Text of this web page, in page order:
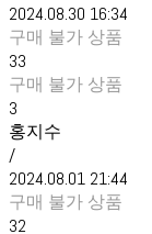
2024.08.30 16:34
구매 불가 상품
33
구매 불가 상품
3
홍지수
/
2024.08.01 21:44
구매 불가 상품
32